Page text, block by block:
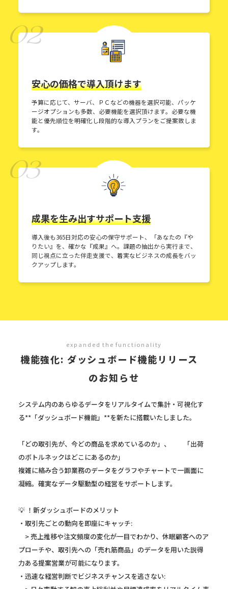
安心の価格で導入頂けます
予算に応じて、サーバ、ＰＣなどの機器を選択可能、パッケ
ージオプションも多数、必要機能を選択頂けます。必要な機
能と優先順位を明確化し段階的な導入プランをご提案致しま
す。
02
成果を生み出すサポート支援
導入後も365日対応の安心の保守サポート、「あなたの『や
りたい』を、確かな『成果』へ。課題の抽出から実行まで、
同じ視点に立った伴走支援で、着実なビジネスの成長をバッ
クアップします。
03
機能強化: ダッシュボード機能リリース
のお知らせ
expanded the functionality
システム内のあらゆるデータをリアルタイムで集計・可視化す
る**「ダッシュボード機能」**を新たに搭載いたしました。
「どの取引先が、今どの商品を求めているのか」、 「出荷
のボトルネックはどこにあるのか」
複雑に絡み合う卸業務のデータをグラフやチャートで一画面に
凝縮。確実なデータ駆動型の経営をサポートします。
💡 ！新ダッシュボードのメリット
・取引先ごとの動向を即座にキャッチ:
> 売上推移や注文頻度の変化が一目でわかり、休眠顧客へのア
プローチや、取引先への「売れ筋商品」のデータを用いた説得
力ある提案営業が可能になります。
・迅速な経営判断でビジネスチャンスを逃さない: